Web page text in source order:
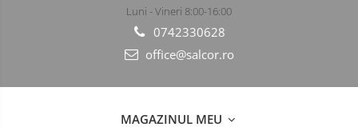
Luni - Vineri 8:00-16:00
0742330628
office@salcor.ro
MAGAZINUL MEU